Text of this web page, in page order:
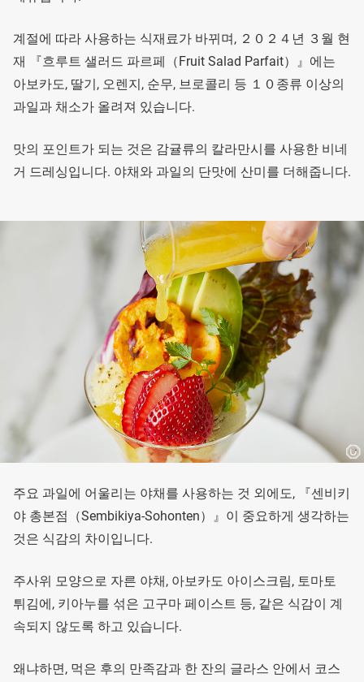
계절에 따라 사용하는 식재료가 바뀌며, ２０２４년 ３월 현
재 『흐루트 샐러드 파르페（Fruit Salad Parfait）』에는
아보카도, 딸기, 오렌지, 순무, 브로콜리 등 １０종류 이상의
과일과 채소가 올려져 있습니다.
맛의 포인트가 되는 것은 감귤류의 칼라만시를 사용한 비네
거 드레싱입니다. 야채와 과일의 단맛에 산미를 더해줍니다.
주요 과일에 어울리는 야채를 사용하는 것 외에도, 『센비키
야 총본점（Sembikiya-Sohonten）』이 중요하게 생각하는
것은 식감의 차이입니다.
주사위 모양으로 자른 야채, 아보카도 아이스크림, 토마토
튀김에, 키아누를 섞은 고구마 페이스트 등, 같은 식감이 계
속되지 않도록 하고 있습니다.
왜냐하면, 먹은 후의 만족감과 한 잔의 글라스 안에서 코스